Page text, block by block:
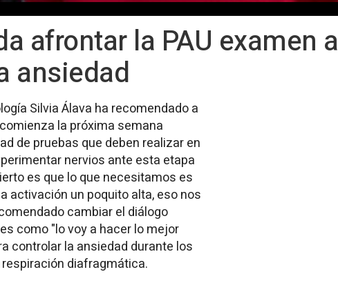
afrontar la PAU examen a
ansiedad
Silvia Álava ha recomendado a
la próxima semana
de pruebas que deben realizar en
nervios ante esta etapa
es que lo que necesitamos es
activación un poquito alta, eso nos
cambiar el diálogo
como "lo voy a hacer lo mejor
controlar la ansiedad durante los
diafragmática.